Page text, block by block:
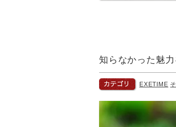
知らなかった魅
EXETIME